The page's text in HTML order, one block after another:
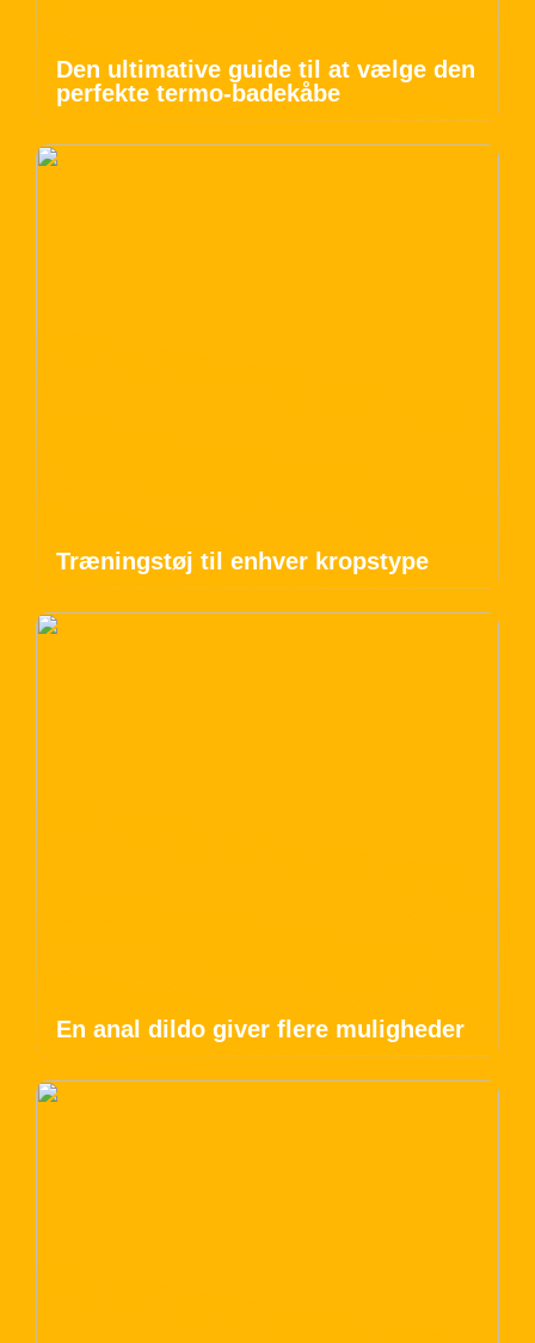
Den ultimative guide til at vælge den
perfekte termo-badekåbe
Træningstøj til enhver kropstype
En anal dildo giver flere muligheder